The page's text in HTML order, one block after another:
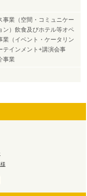
事業（空間・コミュニケー
ン）飲食及びホテル等オペ
業（イベント・ケータリン
テインメント+講演会事
事業